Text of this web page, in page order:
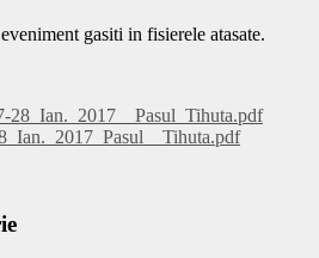
gasiti in fisierele atasate.
28_Ian._2017__Pasul_Tihuta.pdf